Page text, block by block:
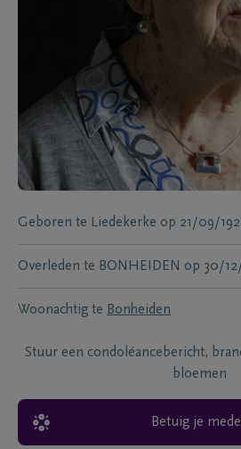
Geboren te Liedekerke op 21/09/
Overleden te BONHEIDEN op 30/
Woonachtig te Bonheiden
Stuur een condoléancebericht,
bloemen
Betuig je